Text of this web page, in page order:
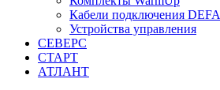
Кабели подключения DEFA
Устройства управления
СЕВЕРС
СТАРТ
АТЛАНТ